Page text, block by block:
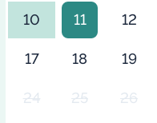
10 11 12
17 18 19
24 25 26